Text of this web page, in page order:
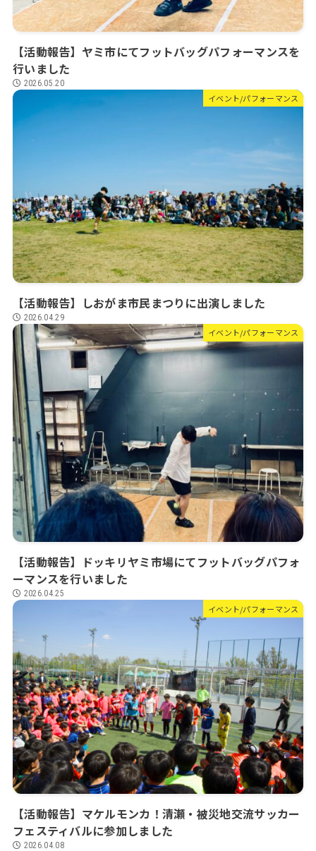
【活動報告】ヤミ市にてフットバッグパフォーマンスを
行いました
2026.05.20
イベント/パフォーマンス
【活動報告】しおがま市民まつりに出演しました
2026.04.29
イベント/パフォーマンス
【活動報告】ドッキリヤミ市場にてフットバッグパフォ
ーマンスを行いました
2026.04.25
イベント/パフォーマンス
【活動報告】マケルモンカ！清瀬・被災地交流サッカー
フェスティバルに参加しました
2026.04.08